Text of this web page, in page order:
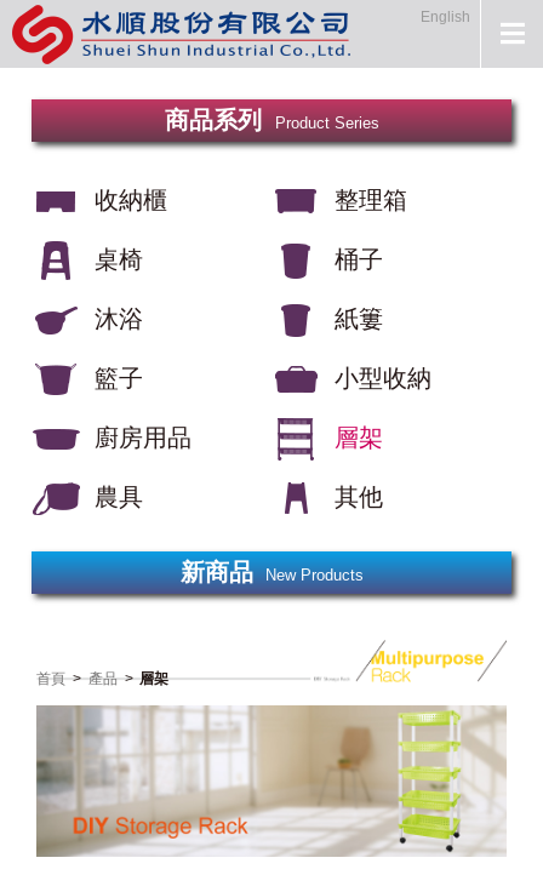
English
商品系列 Product Series
收納櫃 整理箱
桌椅 桶子
沐浴 紙簍
籃子 小型收納
廚房用品 層架
農具 其他
新商品 New Products
首頁 > 產品 > 層架